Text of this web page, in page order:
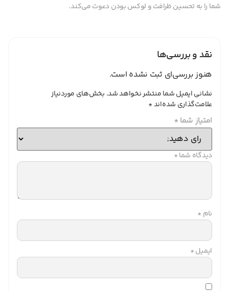
شما را به تحسین ظرافت و لوکس بودن دعوت می‌کند.
نقد و بررسی‌ها
هنوز بررسی‌ای ثبت نشده است.
نشانی ایمیل شما منتشر نخواهد شد. بخش‌های موردنیاز
علامت‌گذاری شده‌اند*
امتیاز شما *
دیدگاه شما*
نام *
ایمیل*